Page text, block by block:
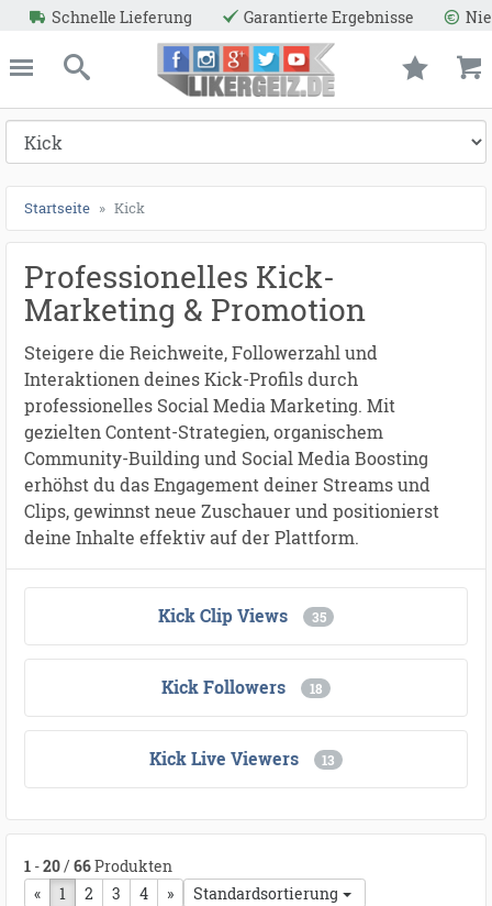
Ergebnisse Niedrige Preise
Reale Aktive
Likergeiz.de
schließen
Suche
Startseite Kick
Professionelles Kick-
Marketing & Promotion
Steigere die Reichweite, Followerzahl und
Interaktionen deines Kick-Profils durch
professionelles Social Media Marketing. Mit
gezielten Content-Strategien, organischem
Community-Building und Social Media Boosting
erhöhst du das Engagement deiner Streams und
Clips, gewinnst neue Zuschauer und positionierst
deine Inhalte effektiv auf der Plattform.
Kick Clip Views 35
Kick Followers 18
Kick Live Viewers 13
1 -20/ 66Produkten
« vorherige Seite
1 2 3 4 nächste Seite
»
Standardsortierung